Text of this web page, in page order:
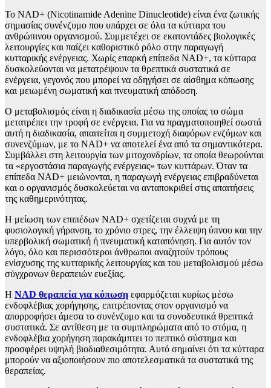
Το NAD+ (Nicotinamide Adenine Dinucleotide) είναι ένα ζωτικής
σημασίας συνένζυμο που υπάρχει σε όλα τα κύτταρα του
ανθρώπινου οργανισμού. Συμμετέχει σε εκατοντάδες βιολογικές
λειτουργίες και παίζει καθοριστικό ρόλο στην παραγωγή
κυτταρικής ενέργειας. Χωρίς επαρκή επίπεδα NAD+, τα κύτταρα
δυσκολεύονται να μετατρέψουν τα θρεπτικά συστατικά σε
ενέργεια, γεγονός που μπορεί να οδηγήσει σε αίσθημα κόπωσης
και μειωμένη σωματική και πνευματική απόδοση.
Ο μεταβολισμός είναι η διαδικασία μέσω της οποίας το σώμα
μετατρέπει την τροφή σε ενέργεια. Για να πραγματοποιηθεί σωστά
αυτή η διαδικασία, απαιτείται η συμμετοχή διαφόρων ενζύμων και
συνενζύμων, με το NAD+ να αποτελεί ένα από τα σημαντικότερα.
Συμβάλλει στη λειτουργία των μιτοχονδρίων, τα οποία θεωρούνται
τα «εργοστάσια παραγωγής ενέργειας» των κυττάρων. Όταν τα
επίπεδα NAD+ μειώνονται, η παραγωγή ενέργειας επιβραδύνεται
και ο οργανισμός δυσκολεύεται να ανταποκριθεί στις απαιτήσεις
της καθημερινότητας.
Η μείωση των επιπέδων NAD+ σχετίζεται συχνά με τη
φυσιολογική γήρανση, το χρόνιο στρες, την έλλειψη ύπνου και την
υπερβολική σωματική ή πνευματική καταπόνηση. Για αυτόν τον
λόγο, όλο και περισσότεροι άνθρωποι αναζητούν τρόπους
ενίσχυσης της κυτταρικής λειτουργίας και του μεταβολισμού μέσω
σύγχρονων θεραπειών ευεξίας.
Η NAD θεραπεία για κόπωση εφαρμόζεται κυρίως μέσω
ενδοφλέβιας χορήγησης, επιτρέποντας στον οργανισμό να
απορροφήσει άμεσα το συνένζυμο και τα συνοδευτικά θρεπτικά
συστατικά. Σε αντίθεση με τα συμπληρώματα από το στόμα, η
ενδοφλέβια χορήγηση παρακάμπτει το πεπτικό σύστημα και
προσφέρει υψηλή βιοδιαθεσιμότητα. Αυτό σημαίνει ότι τα κύτταρα
μπορούν να αξιοποιήσουν πιο αποτελεσματικά τα συστατικά της
θεραπείας.